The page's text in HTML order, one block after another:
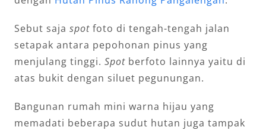
Sebut saja spot foto di tengah-tengah jalan
setapak antara pepohonan pinus yang
menjulang tinggi. Spot berfoto lainnya yaitu di
atas bukit dengan siluet pegunungan.
Bangunan rumah mini warna hijau yang
memadati beberapa sudut hutan juga tampak